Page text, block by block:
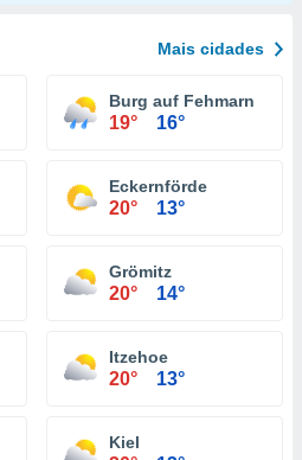
Mais cidades
Burg auf Fehmarn
19° 16°
Eckernförde
20° 13°
Grömitz
20° 14°
Itzehoe
20° 13°
Kiel